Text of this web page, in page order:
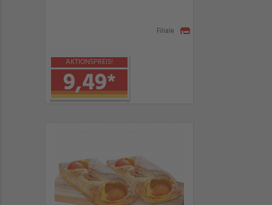
AKTIONSPREIS!
9,49*
Filiale